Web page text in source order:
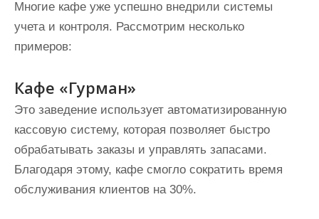
Многие кафе уже успешно внедрили системы
учета и контроля. Рассмотрим несколько
примеров:
Кафе «Гурман»
Это заведение использует автоматизированную
кассовую систему, которая позволяет быстро
обрабатывать заказы и управлять запасами.
Благодаря этому, кафе смогло сократить время
обслуживания клиентов на 30%.